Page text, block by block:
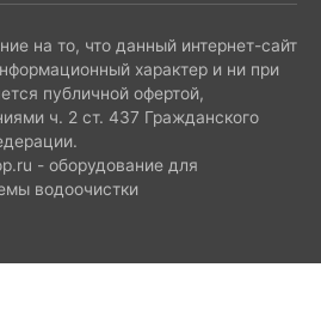
на то, что данный интернет-сайт
характер и ни при
публичной офертой,
ч. 2 ст. 437 Гражданского
- оборудование для
водоочистки